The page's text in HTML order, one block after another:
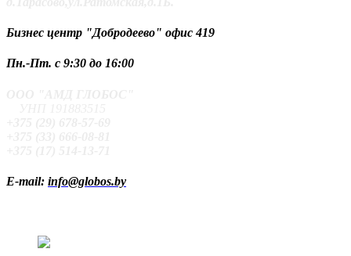
Бизнес центр "Добродеево" офис 419
Пн.-Пт. с 9:30 до 16:00
E-mail: info@globos.by